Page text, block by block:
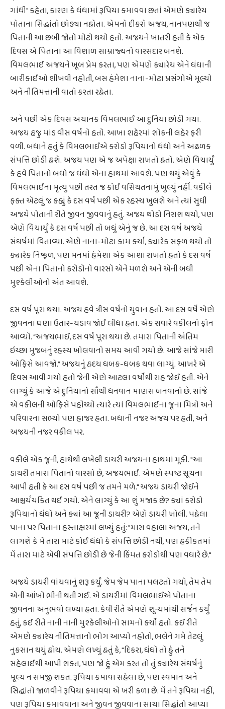
ગાંધી" કહેતા, કારણ કે ધંધામાં રૂપિયા કમાવવા છતાં એમણે ક્યારેય
પોતાના સિદ્ધાંતો છોડ્યા નહોતા. એમનો દીકરો અજય, નાનપણથી જ
પિતાની આ છબી જોતો મોટો થયો હતો. અજયને ખાતરી હતી કે એક
દિવસ એ પિતાના આ વિશાળ સામ્રાજ્યનો વારસદાર બનશે.
વિમલભાઈ અજયને ખૂબ પ્રેમ કરતા, પણ એમણે ક્યારેય એને ધંધાની
બારીકાઈઓ શીખવી નહોતી, બસ હંમેશા નાના-મોટા પ્રસંગોએ મૂલ્યો
અને નીતિમત્તાની વાતો કરતા રહેતા.
અને પછી એક દિવસ અચાનક વિમલભાઈ આ દુનિયા છોડી ગયા.
અજય હજુ માંડ વીસ વર્ષનો હતો. આખા શહેરમાં શોકની લહેર ફરી
વળી. બધાને હતું કે વિમલભાઈએ કરોડો રૂપિયાનો ધંધો અને અઢળક
સંપત્તિ છોડી હશે. અજય પણ એ જ અપેક્ષા રાખતો હતો. એણે વિચાર્યું
કે હવે પિતાનો બધો જ ધંધો એના હાથમાં આવશે. પણ થયું એવું કે
વિમલભાઈના મૃત્યુ પછી તરત જ કોઈ વસિયતનામું ખુલ્યું નહીં. વકીલે
ફક્ત એટલું જ કહ્યું કે દસ વર્ષ પછી એક રહસ્ય ખુલશે અને ત્યાં સુધી
અજયે પોતાની રીતે જીવન જીવવાનું હતું. અજય થોડો નિરાશ થયો, પણ
એણે વિચાર્યું કે દસ વર્ષ પછી તો બધું એનું જ છે. આ દસ વર્ષ અજયે
સંઘર્ષમાં વિતાવ્યા. એણે નાના-મોટા કામ કર્યા, ક્યારેક સફળ થયો તો
ક્યારેક નિષ્ફળ, પણ મનમાં હંમેશા એક આશા રાખતો હતો કે દસ વર્ષ
પછી એના પિતાનો કરોડોનો વારસો એને મળશે અને એની બધી
મુશ્કેલીઓનો અંત આવશે.
દસ વર્ષ પૂરા થયા. અજય હવે ત્રીસ વર્ષનો યુવાન હતો. આ દસ વર્ષે એણે
જીવનના ઘણા ઉતાર-ચડાવ જોઈ લીધા હતા. એક સવારે વકીલનો ફોન
આવ્યો. “અજયભાઈ, દસ વર્ષ પૂરા થયા છે. તમારા પિતાની અંતિમ
ઇચ્છા મુજબનું રહસ્ય ખોલવાનો સમય આવી ગયો છે. આજે સાંજે મારી
ઓફિસે આવજો.” અજયનું હૃદય ધબક-ધબક થવા લાગ્યું. આખરે એ
દિવસ આવી ગયો હતો જેની એણે આટલા વર્ષોથી રાહ જોઈ હતી. એને
લાગ્યું કે આજે એ દુનિયાનો સૌથી ધનવાન માણસ બનવાનો છે. સાંજે
એ વકીલની ઓફિસે પહોંચ્યો ત્યારે ત્યાં વિમલભાઈના જૂના મિત્રો અને
પરિવારના સભ્યો પણ હાજર હતા. બધાની નજર અજય પર હતી, અને
અજયની નજર વકીલ પર.
વકીલે એક જૂની, હાથેથી લખેલી ડાયરી અજયના હાથમાં મૂકી. "આ
ડાયરી તમારા પિતાનો વારસો છે, અજયભાઈ. એમણે સ્પષ્ટ સૂચના
આપી હતી કે આ દસ વર્ષ પછી જ તમને મળે." અજય ડાયરી જોઈને
આશ્ચર્યચકિત થઈ ગયો. એને લાગ્યું કે આ શું મજાક છે? ક્યાં કરોડો
રૂપિયાનો ધંધો અને ક્યાં આ જૂની ડાયરી? એણે ડાયરી ખોલી. પહેલા
પાના પર પિતાના હસ્તાક્ષરમાં લખ્યું હતું: "મારા વહાલા અજય, તને
લાગશે કે મેં તારા માટે કોઈ ધંધો કે સંપત્તિ છોડી નથી, પણ હકીકતમાં
મેં તારા માટે એવી સંપત્તિ છોડી છે જેની કિંમત કરોડોથી પણ વધારે છે."
અજયે ડાયરી વાંચવાનું શરૂ કર્યું. જેમ જેમ પાના પલટતો ગયો, તેમ તેમ
એની આંખો ભીની થતી ગઈ. એ ડાયરીમાં વિમલભાઈએ પોતાના
જીવનના અનુભવો લખ્યા હતા. કેવી રીતે એમણે શૂન્યમાંથી સર્જન કર્યું
હતું, કઈ રીતે નાની નાની મુશ્કેલીઓનો સામનો કર્યો હતો. કઈ રીતે
એમણે ક્યારેય નીતિમત્તાનો ભોગ આપ્યો નહોતો, ભલેને ગમે તેટલું
નુકસાન થયું હોય. એમણે લખ્યું હતું કે, "દિકરા, ધંધો તો હું તને
સહેલાઈથી આપી શકત, પણ જો હું એમ કરત તો તું ક્યારેય સંઘર્ષનું
મૂલ્ય ન સમજી શકત. રૂપિયા કમાવા સહેલા છે, પણ સ્વમાન અને
સિદ્ધાંતો જાળવીને રૂપિયા કમાવવા એ ખરી કળા છે. મેં તને રૂપિયા નહીં,
પણ રૂપિયા કમાવવાના અને જીવન જીવવાના સાચા સિદ્ધાંતો આપ્યા